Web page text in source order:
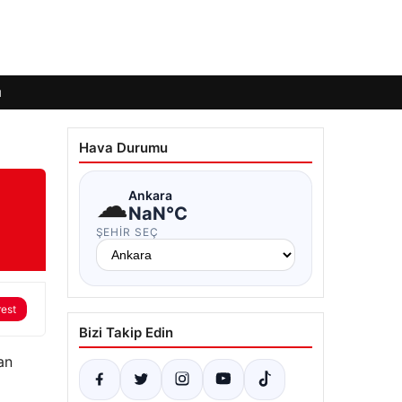
Hava Durumu
☁Ankara
NaN°C
ŞEHIR SEÇ
Bizi Takip Edin